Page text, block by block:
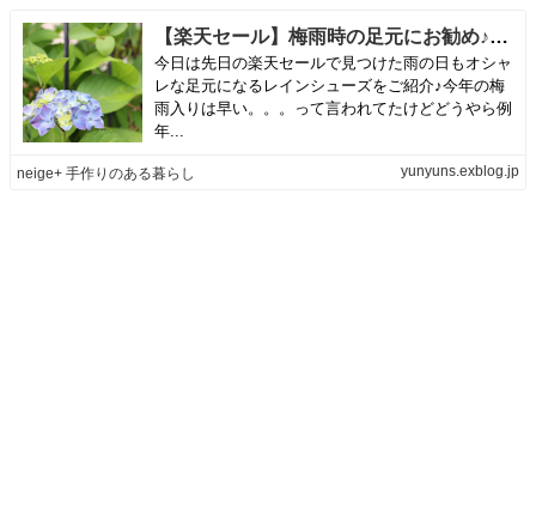
【楽天セール】梅雨時の足元にお勧め♪今時のレインシューズはお洒落です | neige+ 手作りのある暮らし
今日は先日の楽天セールで見つけた雨の日もオシャ
レな足元になるレインシューズをご紹介♪今年の梅
雨入りは早い。。。って言われてたけどどうやら例
年...
neige+ 手作りのある暮らし yunyuns.exblog.jp